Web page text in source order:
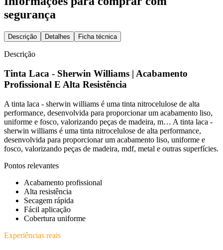
segurança
Descrição Detalhes Ficha técnica
Descrição
Tinta Laca - Sherwin Williams | Acabamento
Profissional E Alta Resistência
A tinta laca - sherwin williams é uma tinta nitrocelulose de alta
performance, desenvolvida para proporcionar um acabamento liso,
uniforme e fosco, valorizando peças de madeira, m… A tinta laca -
sherwin williams é uma tinta nitrocelulose de alta performance,
desenvolvida para proporcionar um acabamento liso, uniforme e
fosco, valorizando peças de madeira, mdf, metal e outras superfícies.
Pontos relevantes
Acabamento profissional
Alta resistência
Secagem rápida
Fácil aplicação
Cobertura uniforme
Experiências reais